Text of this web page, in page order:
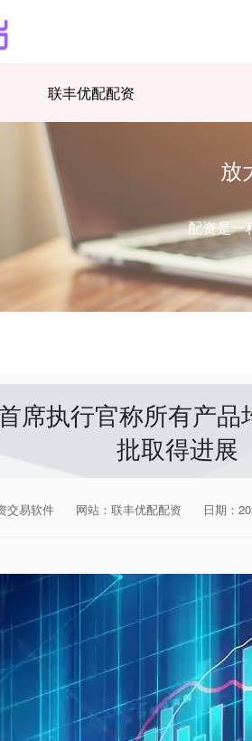
联丰优配配资
放
配资是一
席执行官称所有产
批取得进展
交易软件 网站：联丰优配配资 日期：